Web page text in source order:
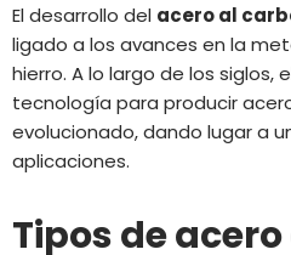
El desarrollo del acero al
ligado a los avances en la
hierro. A lo largo de los siglos,
tecnología para producir
evolucionado, dando lugar a
aplicaciones.
Tipos de